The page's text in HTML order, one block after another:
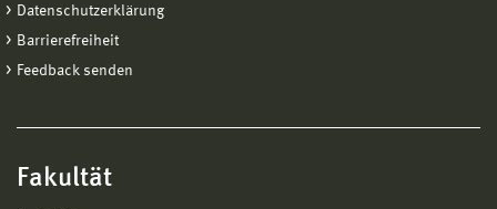
Datenschutzerklärung
Barrierefreiheit
Feedback senden
Fakultät